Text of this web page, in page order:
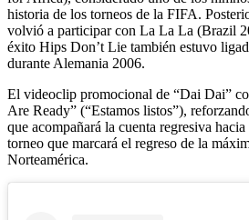
historia de los torneos de la FIFA.
volvió a participar con La La La (Brazil
éxito Hips Don’t Lie también estuvo
durante Alemania 2006.
El videoclip promocional de “Dai Dai”
Are Ready” (“Estamos listos”),
que acompañará la cuenta regresiva
torneo que marcará el regreso de la
Norteamérica.